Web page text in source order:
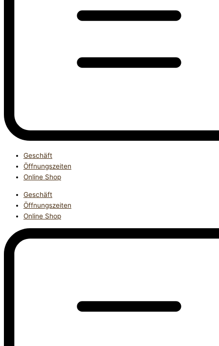
Geschäft
Öffnungszeiten
Online Shop
Geschäft
Öffnungszeiten
Online Shop